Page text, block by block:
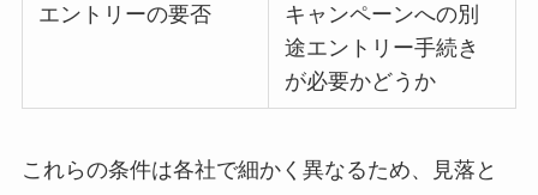
エントリーの要否
キャンペーンへの別
途エントリー手続き
が必要かどうか
これらの条件は各社で細かく異なるため、見落と